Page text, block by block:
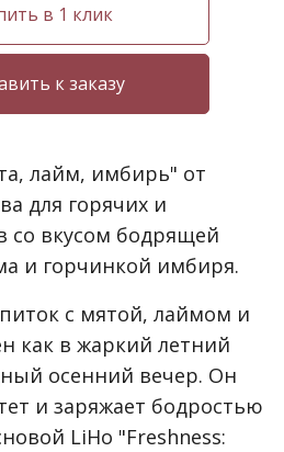
в 1 клик
лайм, имбирь" от
для горячих и
со вкусом бодрящей
и горчинкой имбиря.
с мятой, лаймом и
как в жаркий летний
осенний вечер. Он
и заряжает бодростью
LiHo "Freshness: